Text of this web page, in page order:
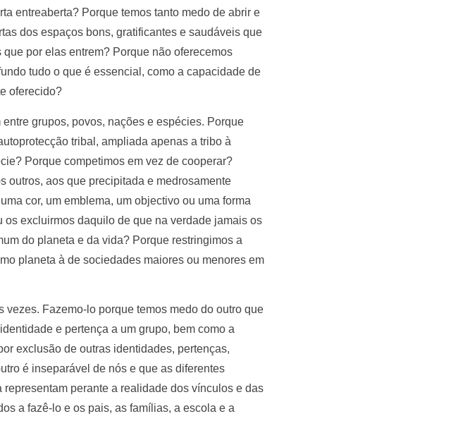
entreaberta? Porque temos tanto medo de abrir e
dos espaços bons, gratificantes e saudáveis que
por elas entrem? Porque não oferecemos
tudo o que é essencial, como a capacidade de
oferecido?
grupos, povos, nações e espécies. Porque
tribal, ampliada apenas a tribo à
Porque competimos em vez de cooperar?
outros, aos que precipitada e medrosamente
cor, um emblema, um objectivo ou uma forma
excluirmos daquilo de que na verdade jamais os
do planeta e da vida? Porque restringimos a
planeta à de sociedades maiores ou menores em
Fazemo-lo porque temos medo do outro que
e pertença a um grupo, bem como a
exclusão de outras identidades, pertenças,
é inseparável de nós e que as diferentes
perante a realidade dos vínculos e das
a fazê-lo e os pais, as famílias, a escola e a